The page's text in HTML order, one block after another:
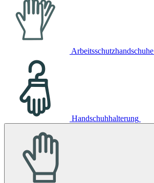
Arbeitsschutzhandschuhe
Handschuhhalterung